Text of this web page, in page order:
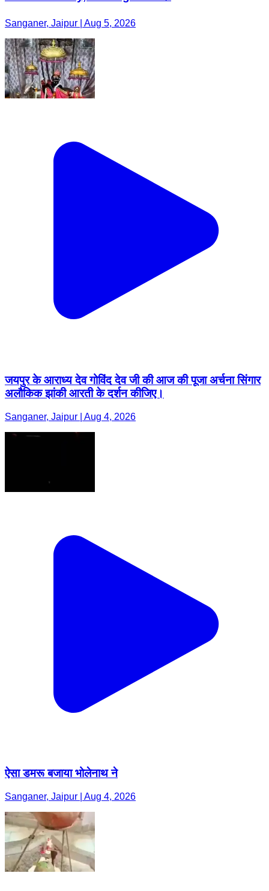
Sanganer, Jaipur | Aug 5, 2026
जयपुर के आराध्य देव गोविंद देव जी की आज की पूजा अर्चना सिंगार
अलौकिक झांकी आरती के दर्शन कीजिए।
Sanganer, Jaipur | Aug 4, 2026
ऐसा डमरू बजाया भोलेनाथ ने
Sanganer, Jaipur | Aug 4, 2026